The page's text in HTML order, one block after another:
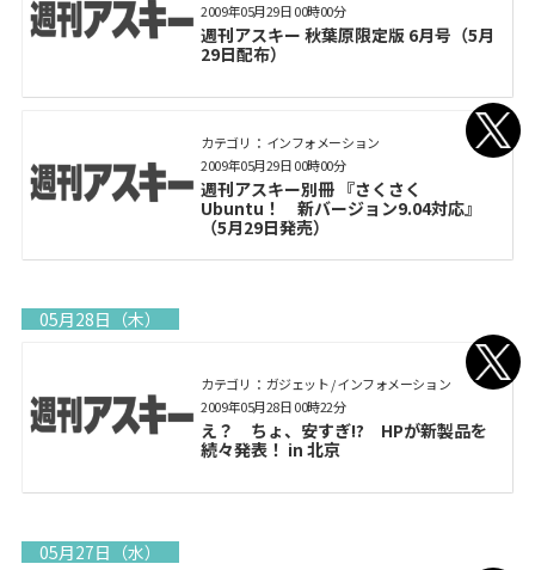
週刊アスキー 秋葉原限定版 6月号（5月
29日配布）
2009年05月29日 00時00分
カテゴリ： インフォメーション
週刊アスキー別冊 『さくさく
Ubuntu！ 新バージョン9.04対応』
（5月29日発売）
2009年05月29日 00時00分
05月28日（木）
カテゴリ： ガジェット / インフォメーション
え？ ちょ、安すぎ!? HPが新製品を
続々発表！ in 北京
2009年05月28日 00時22分
05月27日（水）